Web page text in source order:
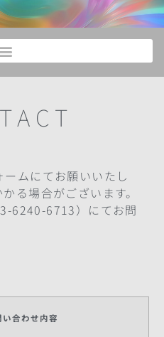
ムにてお願いいたし
る場合がございます。
6240-6713）にてお問
い合わせ内容